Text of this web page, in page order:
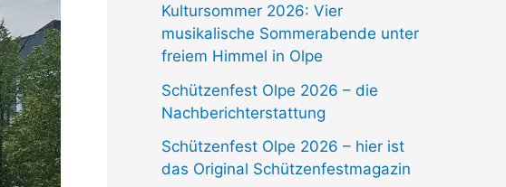
Kultursommer 2026: Vier
musikalische Sommerabende unter
freiem Himmel in Olpe
Schützenfest Olpe 2026 – die
Nachberichterstattung
Schützenfest Olpe 2026 – hier ist
das Original Schützenfestmagazin